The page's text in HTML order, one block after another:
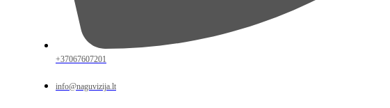
+37067607201
info@naguvizija.lt